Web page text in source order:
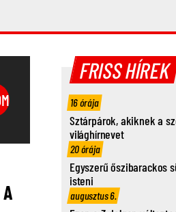
FRISS HÍREK
16 órája
Sztárpárok, akiknek a
világhírnevet
20 órája
Egyszerű őszibarackos
isteni
augusztus 6.